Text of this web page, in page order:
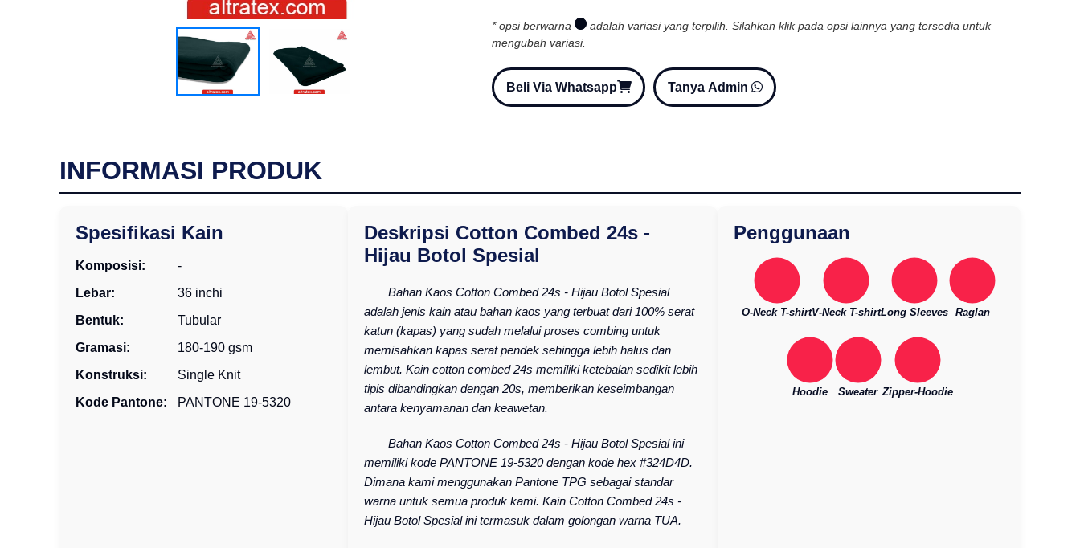
* opsi berwarna
adalah variasi yang terpilih. Silahkan klik pada opsi lainnya yang tersedia untuk
mengubah variasi.
Beli Via Whatsapp Tanya Admin
INFORMASI PRODUK
Spesifikasi Kain
Komposisi:
-
Lebar:
36 inchi
Bentuk:
Tubular
Gramasi:
180-190 gsm
Konstruksi:
Single Knit
Kode Pantone:
PANTONE 19-5320
Deskripsi Cotton Combed 24s -
Hijau Botol Spesial
Bahan Kaos Cotton Combed 24s - Hijau Botol Spesial
adalah jenis kain atau bahan kaos yang terbuat dari 100% serat
katun (kapas) yang sudah melalui proses combing untuk
memisahkan kapas serat pendek sehingga lebih halus dan
lembut. Kain cotton combed 24s memiliki ketebalan sedikit lebih
tipis dibandingkan dengan 20s, memberikan keseimbangan
antara kenyamanan dan keawetan.
Bahan Kaos Cotton Combed 24s - Hijau Botol Spesial ini
memiliki kode PANTONE 19-5320 dengan kode hex #324D4D.
Dimana kami menggunakan Pantone TPG sebagai standar
warna untuk semua produk kami. Kain Cotton Combed 24s -
Hijau Botol Spesial ini termasuk dalam golongan warna TUA.
Penggunaan
O-Neck T-shirtV-Neck T-shirtLong Sleeves Raglan
Hoodie Sweater Zipper-Hoodie